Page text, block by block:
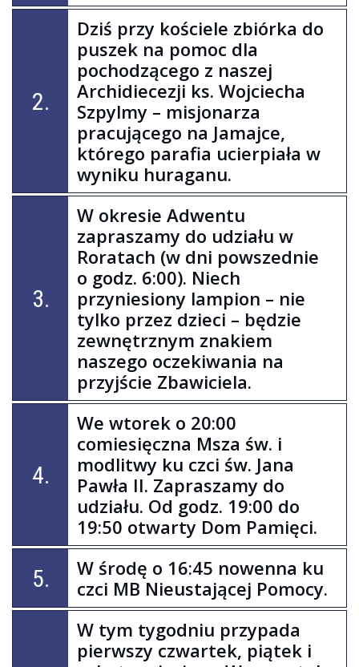
2.
Dziś przy kościele zbiórka do
puszek na pomoc dla
pochodzącego z naszej
Archidiecezji ks. Wojciecha
Szpylmy – misjonarza
pracującego na Jamajce,
którego parafia ucierpiała w
wyniku huraganu.
3.
W okresie Adwentu
zapraszamy do udziału w
Roratach (w dni powszednie
o godz. 6:00). Niech
przyniesiony lampion – nie
tylko przez dzieci – będzie
zewnętrznym znakiem
naszego oczekiwania na
przyjście Zbawiciela.
4.
We wtorek o 20:00
comiesięczna Msza św. i
modlitwy ku czci św. Jana
Pawła II. Zapraszamy do
udziału. Od godz. 19:00 do
19:50 otwarty Dom Pamięci.
5.
W środę o 16:45 nowenna ku
czci MB Nieustającej Pomocy.
W tym tygodniu przypada
pierwszy czwartek, piątek i